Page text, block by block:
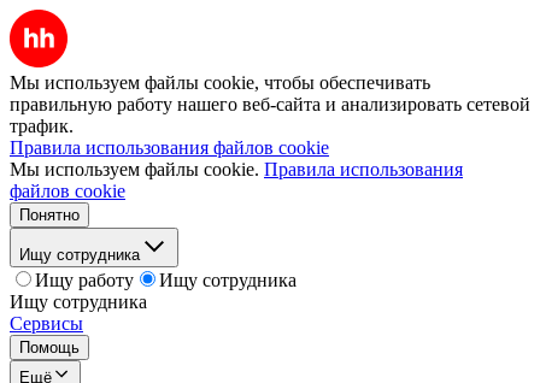
Мы используем файлы cookie, чтобы обеспечивать
правильную работу нашего веб-сайта и анализировать сетевой
трафик.
Правила использования файлов cookie
Мы используем файлы cookie. Правила использования
файлов cookie
Понятно
Ищу сотрудника
Ищу работу
Ищу сотрудника
Ищу сотрудника
Сервисы
Помощь
Ещё